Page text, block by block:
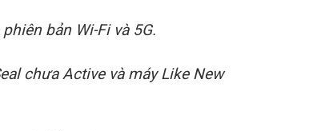
bản Wi-Fi và 5G.
chưa Active và máy Like New